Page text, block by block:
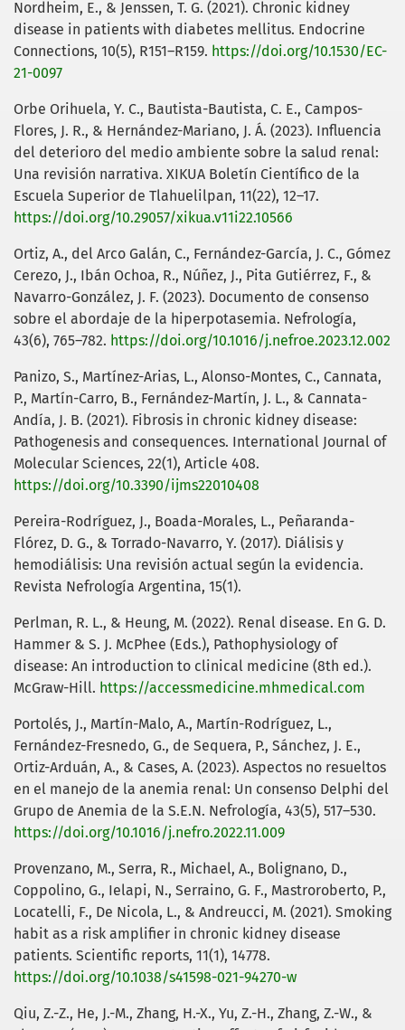
Nordheim, E., & Jenssen, T. G. (2021). Chronic kidney
disease in patients with diabetes mellitus. Endocrine
Connections, 10(5), R151–R159. https://doi.org/10.1530/EC-
21-0097
Orbe Orihuela, Y. C., Bautista-Bautista, C. E., Campos-
Flores, J. R., & Hernández-Mariano, J. Á. (2023). Influencia
del deterioro del medio ambiente sobre la salud renal:
Una revisión narrativa. XIKUA Boletín Científico de la
Escuela Superior de Tlahuelilpan, 11(22), 12–17.
https://doi.org/10.29057/xikua.v11i22.10566
Ortiz, A., del Arco Galán, C., Fernández-García, J. C., Gómez
Cerezo, J., Ibán Ochoa, R., Núñez, J., Pita Gutiérrez, F., &
Navarro-González, J. F. (2023). Documento de consenso
sobre el abordaje de la hiperpotasemia. Nefrología,
43(6), 765–782. https://doi.org/10.1016/j.nefroe.2023.12.002
Panizo, S., Martínez-Arias, L., Alonso-Montes, C., Cannata,
P., Martín-Carro, B., Fernández-Martín, J. L., & Cannata-
Andía, J. B. (2021). Fibrosis in chronic kidney disease:
Pathogenesis and consequences. International Journal of
Molecular Sciences, 22(1), Article 408.
https://doi.org/10.3390/ijms22010408
Pereira-Rodríguez, J., Boada-Morales, L., Peñaranda-
Flórez, D. G., & Torrado-Navarro, Y. (2017). Diálisis y
hemodiálisis: Una revisión actual según la evidencia.
Revista Nefrología Argentina, 15(1).
Perlman, R. L., & Heung, M. (2022). Renal disease. En G. D.
Hammer & S. J. McPhee (Eds.), Pathophysiology of
disease: An introduction to clinical medicine (8th ed.).
McGraw-Hill. https://accessmedicine.mhmedical.com
Portolés, J., Martín-Malo, A., Martín-Rodríguez, L.,
Fernández-Fresnedo, G., de Sequera, P., Sánchez, J. E.,
Ortiz-Arduán, A., & Cases, A. (2023). Aspectos no resueltos
en el manejo de la anemia renal: Un consenso Delphi del
Grupo de Anemia de la S.E.N. Nefrología, 43(5), 517–530.
https://doi.org/10.1016/j.nefro.2022.11.009
Provenzano, M., Serra, R., Michael, A., Bolignano, D.,
Coppolino, G., Ielapi, N., Serraino, G. F., Mastroroberto, P.,
Locatelli, F., De Nicola, L., & Andreucci, M. (2021). Smoking
habit as a risk amplifier in chronic kidney disease
patients. Scientific reports, 11(1), 14778.
https://doi.org/10.1038/s41598-021-94270-w
Qiu, Z.-Z., He, J.-M., Zhang, H.-X., Yu, Z.-H., Zhang, Z.-W., &